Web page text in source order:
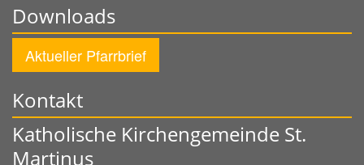
Downloads
Aktueller Pfarrbrief
Kontakt
Katholische Kirchengemeinde St.
Martinus